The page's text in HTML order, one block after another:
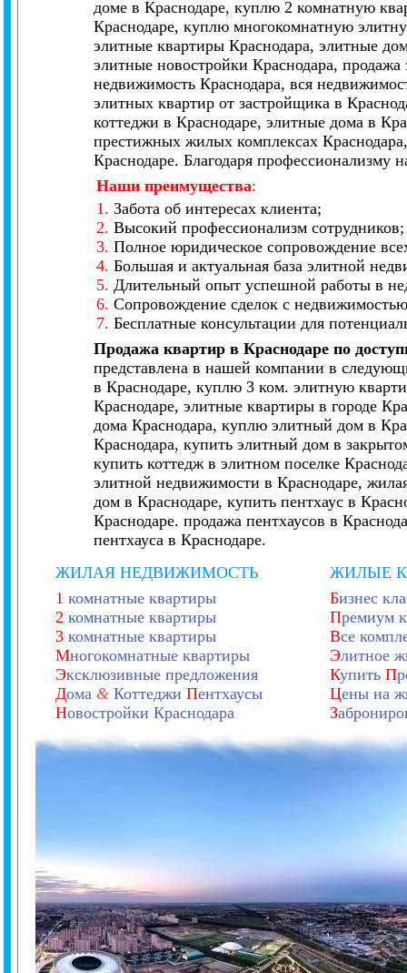
доме в Краснодаре, куплю 2 комнатную
Краснодаре, куплю многокомнатную
элитные квартиры Краснодара, элитные
элитные новостройки Краснодара,
недвижимость Краснодара, вся
элитных квартир от застройщика в
коттеджи в Краснодаре, элитные дома в
престижных жилых комплексах
Краснодаре. Благодаря
Наши преимущества:
1. Забота об интересах клиента;
2. Высокий профессионализм сотрудников;
3. Полное юридическое сопровождение
4. Большая и актуальная база элитной
5. Длительный опыт успешной работы в
6. Сопровождение сделок с
7. Бесплатные консультации для
Продажа квартир в Краснодаре по
представлена в нашей компании в
в Краснодаре, куплю 3 ком. элитную
Краснодаре, элитные квартиры в городе
дома Краснодара, куплю элитный дом в
Краснодара, купить элитный дом в
купить коттедж в элитном поселке
элитной недвижимости в Краснодаре,
дом в Краснодаре, купить пентхаус в
Краснодаре. продажа пентхаусов в
пентхауса в Краснодаре.
ЖИЛАЯ НЕДВИЖИМОСТЬ
1 комнатные квартиры
2 комнатные квартиры
3 комнатные квартиры
Многокомнатные квартиры
Эксклюзивные предложения
Дома& Коттеджи Пентхаусы
Новостройки Краснодара
ЖИЛЫЕ
Бизнес
Премиум
Все
Элитное
Купить П
Цены на
З